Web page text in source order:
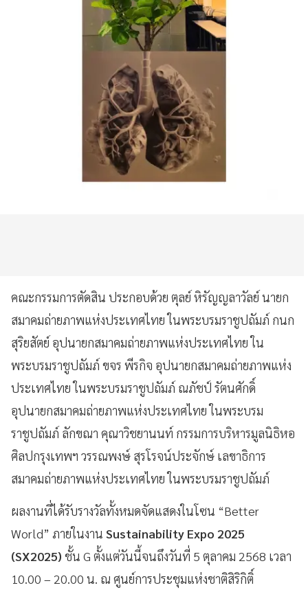
คณะกรรมการตัดสิน ประกอบด้วย ตุลย์ หิรัญญลาวัลย์ นายก
สมาคมถ่ายภาพแห่งประเทศไทย ในพระบรมราชูปถัมภ์ กนก
สุริยสัตย์ อุปนายกสมาคมถ่ายภาพแห่งประเทศไทย ใน
พระบรมราชูปถัมภ์ ขจร พีรกิจ อุปนายกสมาคมถ่ายภาพแห่ง
ประเทศไทย ในพระบรมราชูปถัมภ์ ณภัชป์ รัตนศักดิ์
อุปนายกสมาคมถ่ายภาพแห่งประเทศไทย ในพระบรม
ราชูปถัมภ์ ลักขณา คุณาวิชยานนท์ กรรมการบริหารมูลนิธิหอ
ศิลปกรุงเทพฯ วรรณพงษ์ สุรโรจน์ประจักษ์ เลขาธิการ
สมาคมถ่ายภาพแห่งประเทศไทย ในพระบรมราชูปถัมภ์
ผลงานที่ได้รับรางวัลทั้งหมดจัดแสดงในโซน “Better
World” ภายในงาน Sustainability Expo 2025
(SX2025) ชั้น G ตั้งแต่วันนี้จนถึงวันที่ 5 ตุลาคม 2568 เวลา
10.00 – 20.00 น. ณ ศูนย์การประชุมแห่งชาติสิริกิติ์